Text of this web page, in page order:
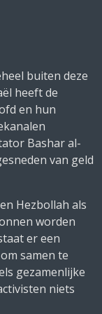
buiten deze
heeft de
en hun
Bashar al-
van geld
Hezbollah als
worden
er een
samen te
gezamenlijke
niets